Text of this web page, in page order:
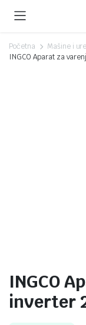
Početna Mašine i
INGCO Aparat za
INGCO
inverter